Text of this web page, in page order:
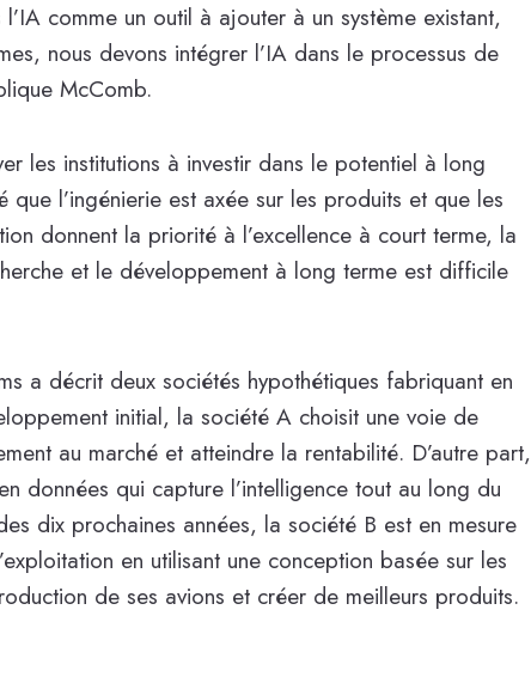
comme un outil à ajouter à un système existant,
nous devons intégrer l’IA dans le processus de
McComb.
les institutions à investir dans le potentiel à long
l’ingénierie est axée sur les produits et que les
donnent la priorité à l’excellence à court terme, la
et le développement à long terme est difficile
a décrit deux sociétés hypothétiques fabriquant en
initial, la société A choisit une voie de
au marché et atteindre la rentabilité. D’autre part,
données qui capture l’intelligence tout au long du
dix prochaines années, la société B est en mesure
en utilisant une conception basée sur les
de ses avions et créer de meilleurs produits.